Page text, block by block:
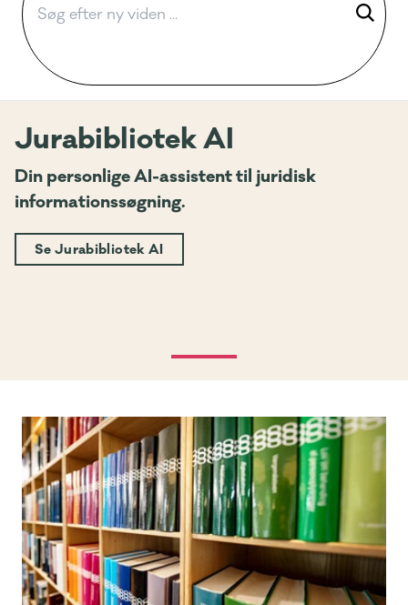
Jurabibliotek AI
Din personlige AI-assistent til juridisk
informationssøgning.
Se Jurabibliotek AI